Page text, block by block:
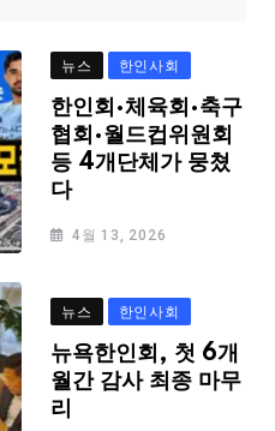
뉴스 한인사회
한인회·체육회·축구
협회·월드컵위원회
등 4개단체가 뭉쳤
다
4월 13, 2026
뉴스 한인사회
뉴욕한인회, 첫 6개
월간 감사 최종 마무
리